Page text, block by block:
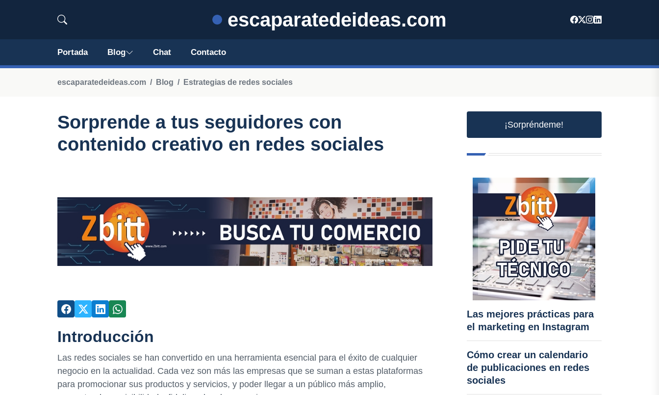
escaparatedeideas.com
Portada Blog Chat Contacto
escaparatedeideas.com Blog Estrategias de redes sociales
Sorprende a tus seguidores con
contenido creativo en redes sociales
Introducción
Las redes sociales se han convertido en una herramienta esencial para el éxito de cualquier
negocio en la actualidad. Cada vez son más las empresas que se suman a estas plataformas
para promocionar sus productos y servicios, y poder llegar a un público más amplio,
¡Sorpréndeme!
Las mejores prácticas para
el marketing en Instagram
Cómo crear un calendario
de publicaciones en redes
sociales